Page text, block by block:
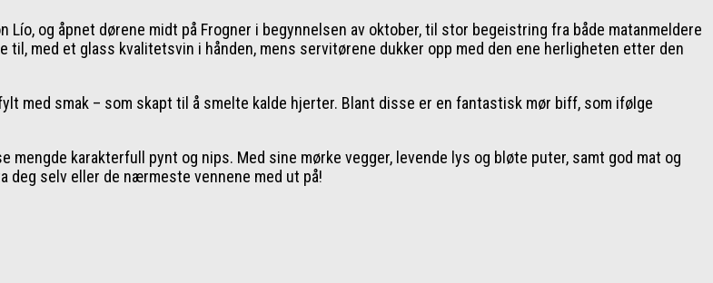
og åpnet dørene midt på Frogner i begynnelsen av oktober, til stor begeistring fra både matanmeldere
med et glass kvalitetsvin i hånden, mens servitørene dukker opp med den ene herligheten etter den
med smak – som skapt til å smelte kalde hjerter. Blant disse er en fantastisk mør biff, som ifølge
karakterfull pynt og nips. Med sine mørke vegger, levende lys og bløte puter, samt god mat og
deg selv eller de nærmeste vennene med ut på!